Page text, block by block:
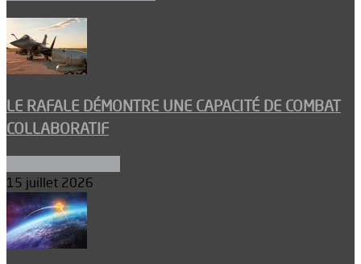
LE RAFALE DÉMONTRE UNE CAPACITÉ DE COMBAT
COLLABORATIF
15 juillet 2026